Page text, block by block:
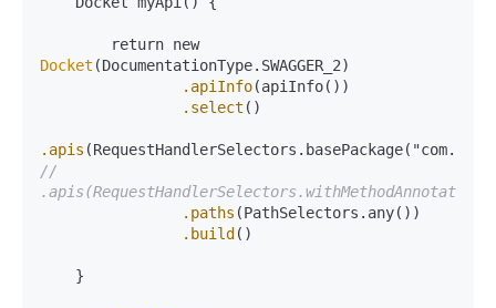
        return new
Docket (DocumentationType.SWAGGER_2)
.apiInfo(apiInfo())
.select ()
.apis
//
.paths (PathSelectors.any())
.build ()